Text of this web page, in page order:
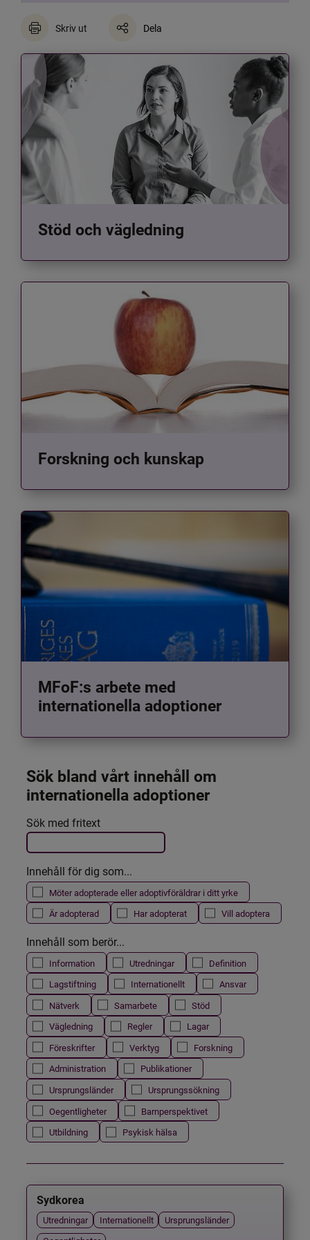
Skriv ut Dela
Stöd och vägledning
Forskning och kunskap
MFoF:s arbete med
internationella adoptioner
Sök bland vårt innehåll om
internationella adoptioner
Filtrera resultatet
Det här formuläret postas automatiskt
Sök med fritext
Innehåll för dig som...
Möter adopterade eller adoptivföräldrar i ditt yrke
Är adopterad
Har adopterat Vill adoptera
Innehåll som berör...
Information Utredningar
Definition
Lagstiftning
Internationellt
Ansvar
Nätverk
Samarbete
Stöd
Vägledning
Regler
Lagar
Föreskrifter
Verktyg
Forskning
Administration
Publikationer
Ursprungsländer
Ursprungssökning
Oegentligheter
Barnperspektivet
Utbildning
Psykisk hälsa
Sydkorea
Utredningar Internationellt
Ursprungsländer